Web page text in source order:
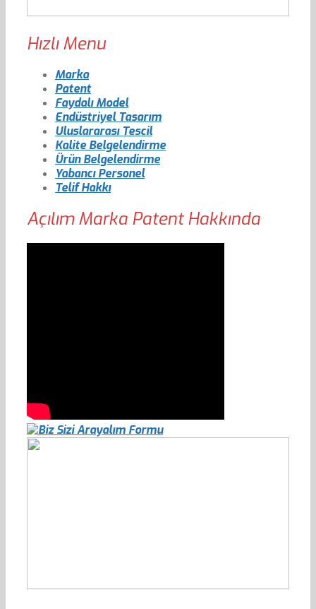
Hızlı Menu
Marka
Patent
Faydalı Model
Endüstriyel Tasarım
Uluslararası Tescil
Kalite Belgelendirme
Ürün Belgelendirme
Yabancı Personel
Telif Hakkı
Açılım Marka Patent Hakkında